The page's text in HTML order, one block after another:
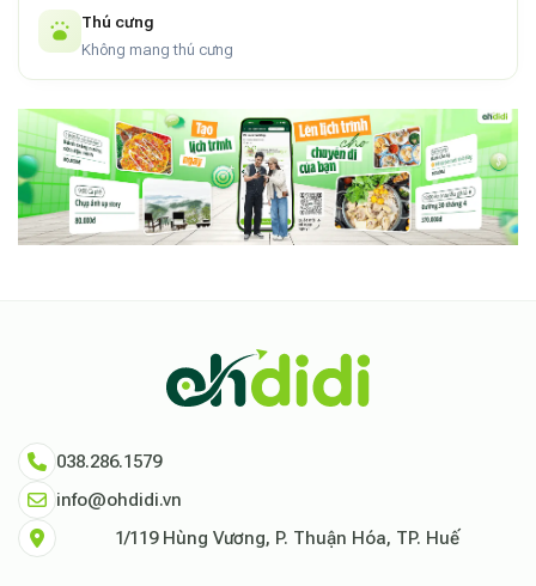
Thú cưng
Không mang thú cưng
038.286.1579
info@ohdidi.vn
1/119 Hùng Vương, P. Thuận Hóa, TP. Huế